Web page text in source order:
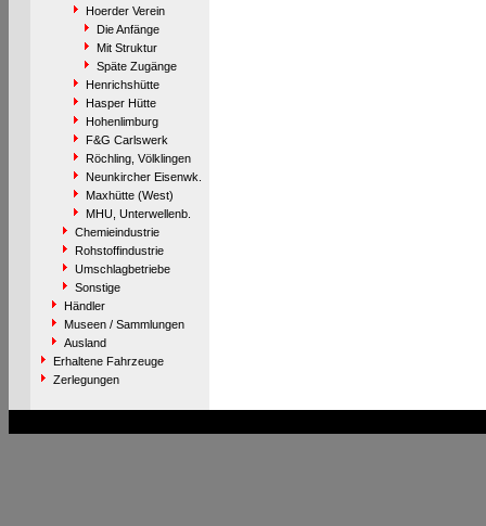
Hoerder Verein
Die Anfänge
Mit Struktur
Späte Zugänge
Henrichshütte
Hasper Hütte
Hohenlimburg
F&G Carlswerk
Röchling, Völklingen
Neunkircher Eisenwk.
Maxhütte (West)
MHU, Unterwellenb.
Chemieindustrie
Rohstoffindustrie
Umschlagbetriebe
Sonstige
Händler
Museen / Sammlungen
Ausland
Erhaltene Fahrzeuge
Zerlegungen